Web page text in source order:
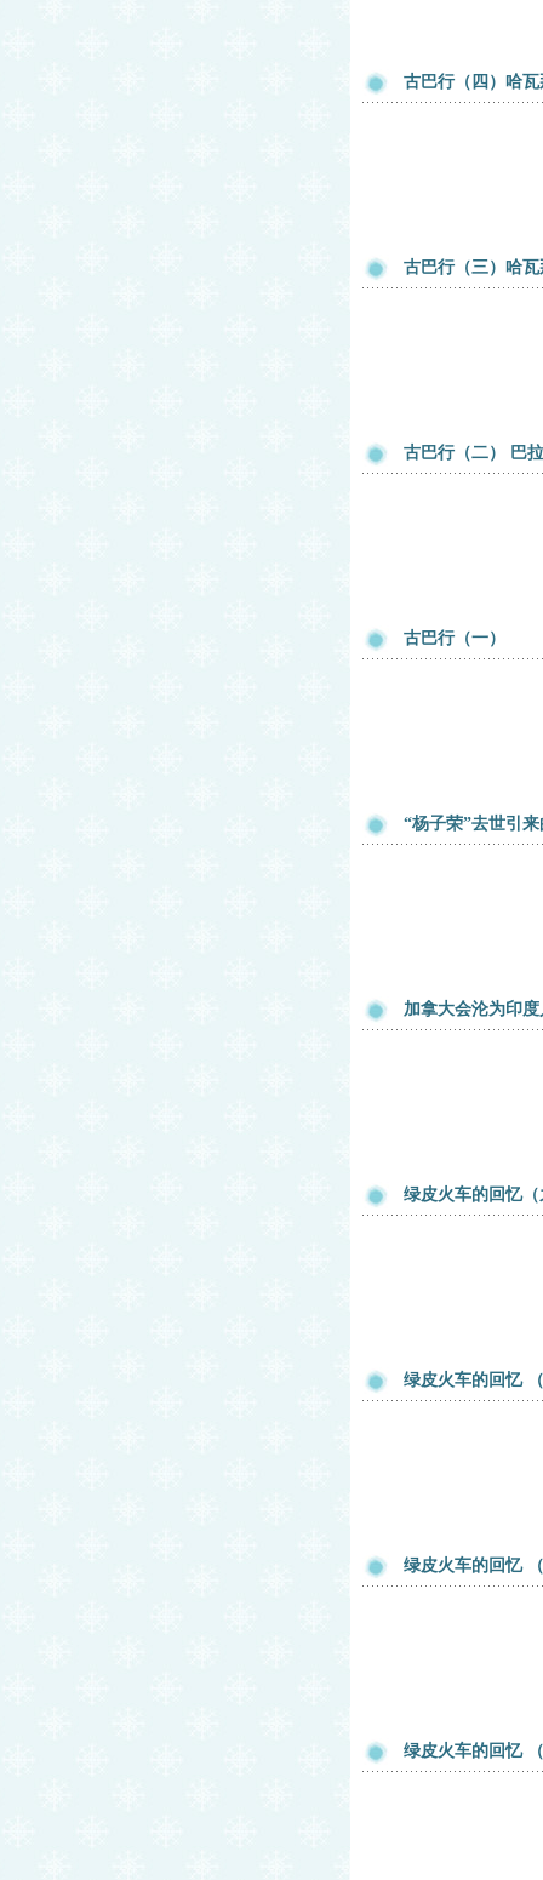
古巴行（四）哈
古巴行（三）哈
古巴行（二） 巴
古巴行（一）
“杨子荣”去世引
加拿大会沦为印
绿皮火车的回忆
绿皮火车的回忆
绿皮火车的回忆
绿皮火车的回忆